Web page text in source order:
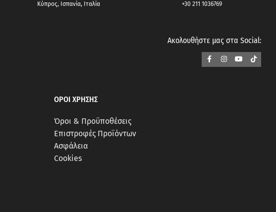
Κύπρος, Ισπανία, Ιταλία +30 211 1036769
Ακολουθήστε μας στα Social:
ΟΡΟΙ ΧΡΗΣΗΣ
Όροι & Προϋποθέσεις
Επιστροφές Προϊόντων
Ασφάλεια
Cookies